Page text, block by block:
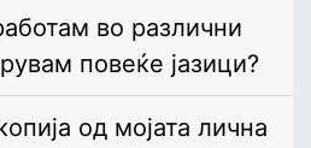
во различни
повеќе јазици?
од мојата лична